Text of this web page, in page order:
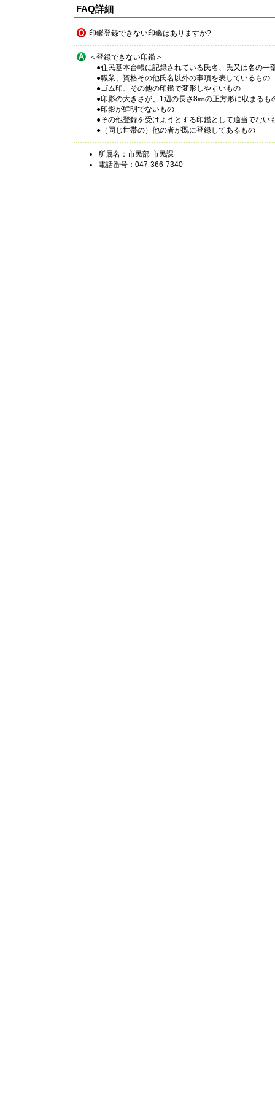
FAQ詳細
印鑑登録できない印鑑はありますか?
＜登録できない印鑑＞
●住民基本台帳に記録されている氏名、氏又は名の一
●職業、資格その他氏名以外の事項を表しているもの
●ゴム印、その他の印鑑で変形しやすいもの
●印影の大きさが、1辺の長さ8㎜の正方形に収まる
●印影が鮮明でないもの
●その他登録を受けようとする印鑑として適当でない
●（同じ世帯の）他の者が既に登録してあるもの
所属名：市民部 市民課
電話番号：047-366-7340